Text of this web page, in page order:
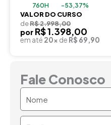
760H -53,37%
VALOR DO CURSO
deR$ 2.998,00
por R$ 1.398,00
em até 20x de R$ 69,90
Fale Conosco